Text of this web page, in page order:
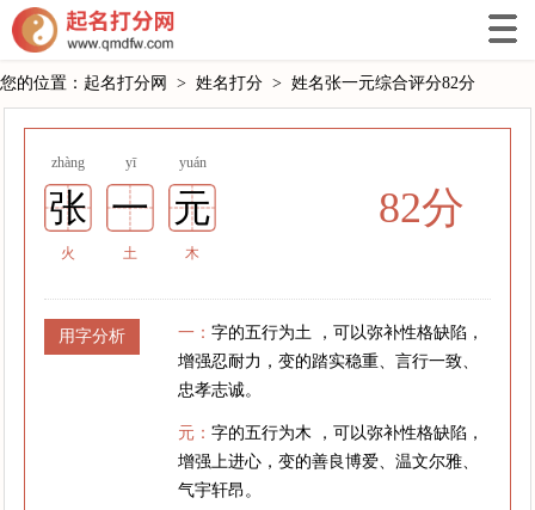
您的位置： 起名打分网 > 姓名打分 > 姓名张一元综合评分82分
zhàng yī yuán
张 一 元
火 土 木
82分
用字分析 一：字的五行为土 ，可以弥补性格缺陷，
增强忍耐力，变的踏实稳重、言行一致、
忠孝志诚。
元：字的五行为木 ，可以弥补性格缺陷，
增强上进心，变的善良博爱、温文尔雅、
气宇轩昂。